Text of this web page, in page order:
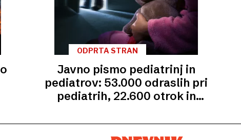
ODPRTA STRAN
Javno pismo pediatrinj in
pediatrov: 53.000 odraslih pri
pediatrih, 22.600 otrok in
zdravnika